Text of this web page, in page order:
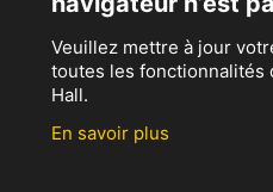
Veuillez mettre à jour
toutes les fonctionnalités
Hall.
En savoir plus